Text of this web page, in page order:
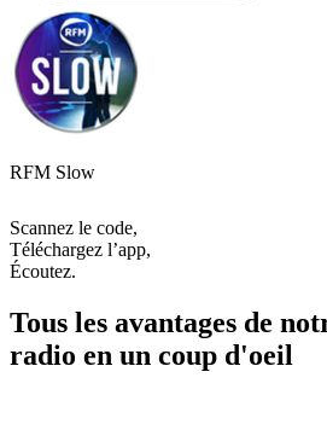
RFM Slow
Scannez le code,
Téléchargez l’app,
Écoutez.
Tous les avantages de
radio en un coup d'oeil